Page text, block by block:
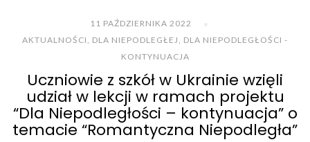
11 PAŹDZIERNIKA 2022
AKTUALNOŚCI, DLA NIEPODLEGŁEJ, DLA NIEPODLEGŁOŚCI -
KONTYNUACJA
Uczniowie z szkół w Ukrainie wzięli
udział w lekcji w ramach projektu
“Dla Niepodległości – kontynuacja” o
temacie “Romantyczna Niepodległa”